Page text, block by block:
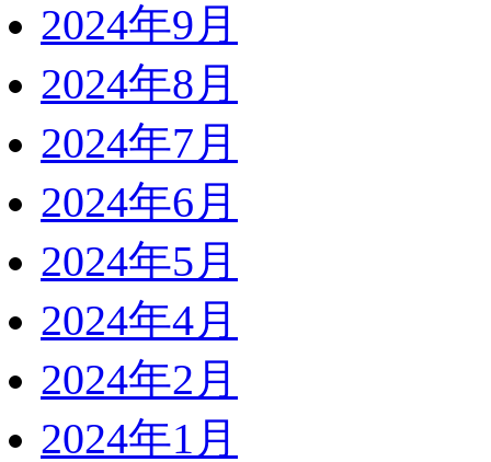
2024年9月
2024年8月
2024年7月
2024年6月
2024年5月
2024年4月
2024年2月
2024年1月